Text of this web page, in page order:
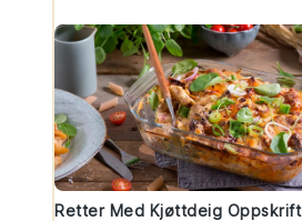
Retter Med Kjøttdeig Oppskrift